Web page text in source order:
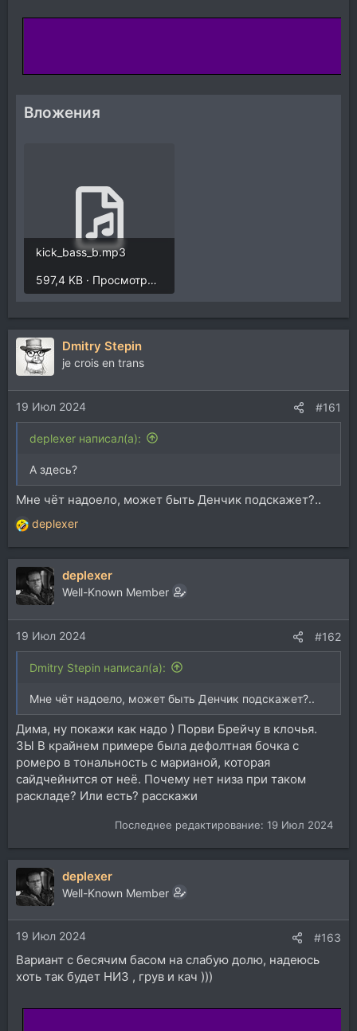
Вложения
kick_bass_b.mp3
597,4 KB · Просмотры: 519
Dmitry Stepin
je crois en trans
19 Июл 2024 #161
deplexer написал(а):
А здесь?
Мне чёт надоело, может быть Денчик подскажет?..
Р
е
а
ц
и
и
:
deplexer
deplexer
Well-Known Member
19 Июл 2024 #162
Dmitry Stepin написал(а):
Мне чёт надоело, может быть Денчик подскажет?..
Дима, ну покажи как надо ) Порви Брейчу в клочья.
ЗЫ В крайнем примере была дефолтная бочка с
ромеро в тональность с марианой, которая
сайдчейнится от неё. Почему нет низа при таком
раскладе? Или есть? расскажи
Последнее редактирование: 19 Июл 2024
deplexer
Well-Known Member
19 Июл 2024 #163
Вариант с бесячим басом на слабую долю, надеюсь
хоть так будет НИЗ , грув и кач )))